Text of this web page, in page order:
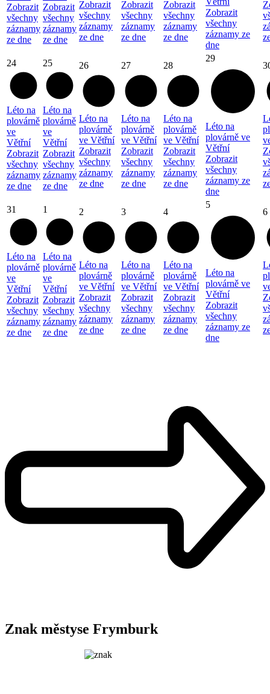
Zobrazit
všechny
záznamy
ze dne
Zobrazit
všechny
záznamy
ze dne
Zobrazit
všechny
záznamy
ze dne
Zobrazit
všechny
záznamy
ze dne
Zobrazit
všechny
záznamy
ze dne
Zobrazit
všechny
záznamy ze
dne
24
Léto na
plovárně
ve
Větřní
Zobrazit
všechny
záznamy
ze dne
25
Léto na
plovárně
ve
Větřní
Zobrazit
všechny
záznamy
ze dne
26
Léto na
plovárně
ve Větřní
Zobrazit
všechny
záznamy
ze dne
27
Léto na
plovárně
ve Větřní
Zobrazit
všechny
záznamy
ze dne
28
Léto na
plovárně
ve Větřní
Zobrazit
všechny
záznamy
ze dne
29
Léto na
plovárně ve
Větřní
Zobrazit
všechny
záznamy ze
dne
31
Léto na
plovárně
ve
Větřní
Zobrazit
všechny
záznamy
ze dne
1
Léto na
plovárně
ve
Větřní
Zobrazit
všechny
záznamy
ze dne
2
Léto na
plovárně
ve Větřní
Zobrazit
všechny
záznamy
ze dne
3
Léto na
plovárně
ve Větřní
Zobrazit
všechny
záznamy
ze dne
4
Léto na
plovárně
ve Větřní
Zobrazit
všechny
záznamy
ze dne
5
Léto na
plovárně ve
Větřní
Zobrazit
všechny
záznamy ze
dne
6
Znak městyse Frymburk